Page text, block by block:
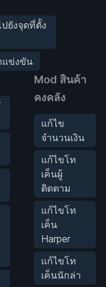
ปยังจุดที่ตั้ง
แข่งขัน
Mod สินค้า
คงคลัง
แก้ไข
จำนวนเงิน
แก้ไขโท
เค็นผู้
ติดตาม
แก้ไขโท
เค็น
Harper
แก้ไขโท
เค็นนักล่า